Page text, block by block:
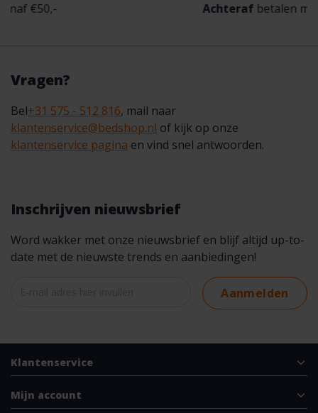
Achterafbetalen mogelijk
Vragen?
Bel+31 575 - 512 816, mail naar
klantenservice@bedshop.nl of kijk op onze
klantenservice pagina en vind snel antwoorden.
Inschrijven nieuwsbrief
Word wakker met onze nieuwsbrief en blijf altijd up-to-
date met de nieuwste trends en aanbiedingen!
Aanmelden
Klantenservice
Mijn account